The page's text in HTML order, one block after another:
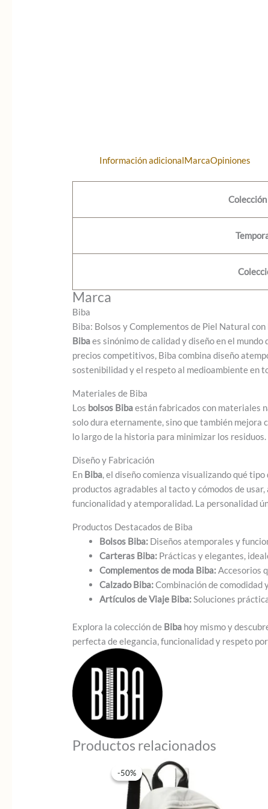
Información adicionalMarcaOpiniones
Marca
Biba
Biba: Bolsos y Complementos de Piel Natural
Bibaes sinónimo de calidad y diseño en el mundo
precios competitivos, Biba combina diseño
sostenibilidad y el respeto al medioambiente en
Materiales de Biba
Los bolsos Bibaestán fabricados con materiales
solo dura eternamente, sino que también mejora
lo largo de la historia para minimizar los residuos.
Diseño y Fabricación
En Biba, el diseño comienza visualizando qué
productos agradables al tacto y cómodos de
funcionalidad y atemporalidad. La personalidad
Productos Destacados de Biba
Bolsos Biba: Diseños atemporales y
Carteras Biba: Prácticas y elegantes,
Complementos de moda Biba:Accesorios
Calzado Biba:Combinación de comodidad
Artículos de Viaje Biba:Soluciones
Explora la colección de Biba hoy mismo y
perfecta de elegancia, funcionalidad y respeto
Productos relacionados
-50%
-50%